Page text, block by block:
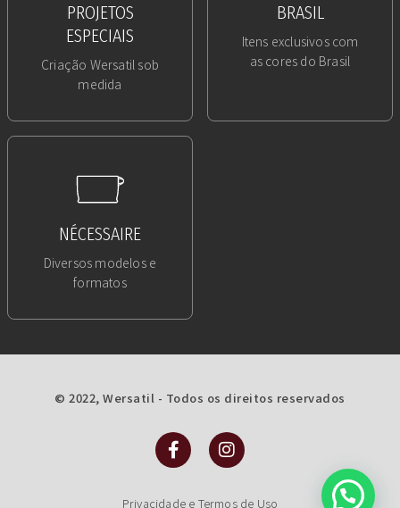
PROJETOS
ESPECIAIS
Criação Wersatil sob
medida
BRASIL
Itens exclusivos com
as cores do Brasil
NÉCESSAIRE
Diversos modelos e
formatos
© 2022, Wersatil - Todos os direitos reservados
Privacidade e Termos de Uso